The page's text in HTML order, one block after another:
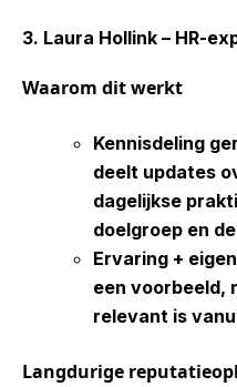
3. Laura Hollink – HR-
Waarom ditwerkt
Kennisdeling
deelt updates
dagelijkse
doelgroep en
Ervaring + eigen
een voorbeeld,
relevant is
Langdurige